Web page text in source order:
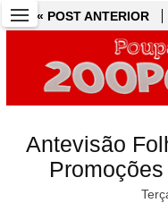
« POST ANTERIOR
Antevisão
« POST ANTERIOR